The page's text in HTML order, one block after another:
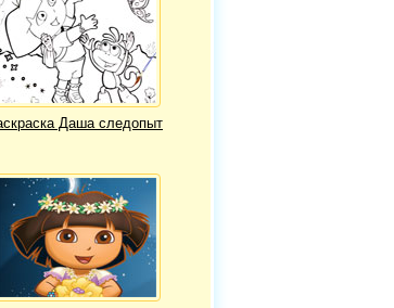
Даша следопыт